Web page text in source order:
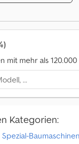
elektrisches
mehr als
Kategorien:
Spezial-Baumaschinen
A
m
e
r
a
l